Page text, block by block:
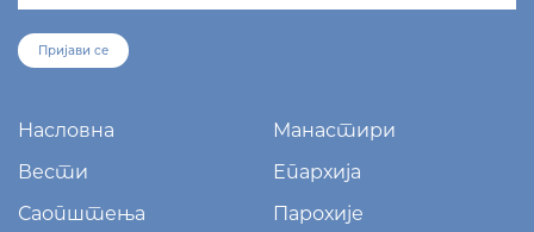
Пријави се
Насловна
Манастири
Вести
Епархија
Саопштења
Парохије